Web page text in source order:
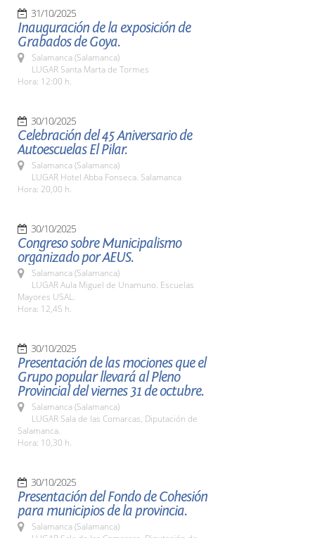
31/10/2025
Inauguración de la exposición de
Grabados de Goya.
Salamanca (Salamanca)
LUGAR Santa Marta de Tormes
Hora: 12:00 h.
30/10/2025
Celebración del 45 Aniversario de
Autoescuelas El Pilar.
Salamanca (Salamanca)
LUGAR Hotel Abba Fonseca. Salamanca
Hora: 20,00 h.
30/10/2025
Congreso sobre Municipalismo
organizado por AEUS.
Salamanca (Salamanca)
LUGAR Aula Miguel de Unamuno. Escuelas
Mayores USAL.
Hora: 12,45 h.
30/10/2025
Presentación de las mociones que el
Grupo popular llevará al Pleno
Provincial del viernes 31 de octubre.
Salamanca (Salamanca)
LUGAR Sala de las Comarcas, Diputación de
Salamanca.
Hora: 10,30 h.
30/10/2025
Presentación del Fondo de Cohesión
para municipios de la provincia.
Salamanca (Salamanca)